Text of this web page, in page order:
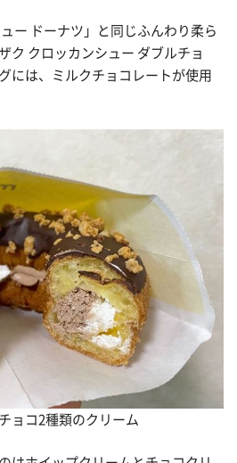
ー ドーナツ」と同じふんわり柔ら
ク クロッカンシュー ダブルチョ
には、ミルクチョコレートが使用
ョコ2種類のクリーム